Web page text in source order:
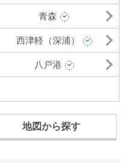
青森
西津軽（深浦）
八戸港
地図から探す